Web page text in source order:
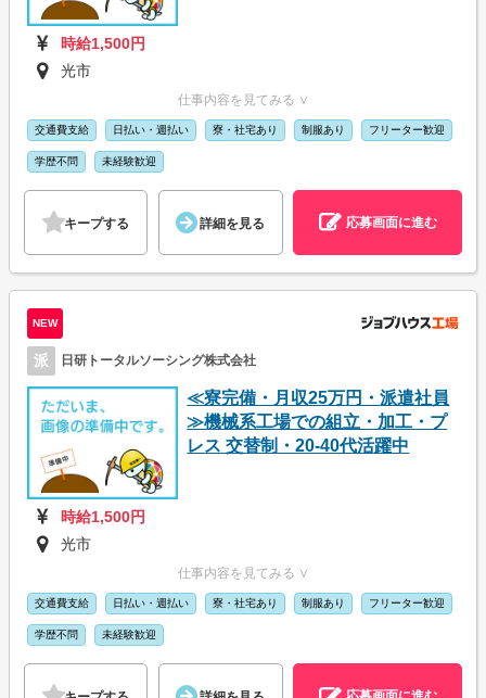
時給1,500円
光市
仕事内容を見てみる ∨
交通費支給 日払い・週払い 寮・社宅あり 制服あり フリーター歓迎
学歴不問 未経験歓迎
キープする 詳細を見る 応募画面に進む
NEW
派 日研トータルソーシング株式会社
≪寮完備・月収25万円・派遣社員
≫機械系工場での組立・加工・プ
レス 交替制・20-40代活躍中
時給1,500円
光市
仕事内容を見てみる ∨
交通費支給 日払い・週払い 寮・社宅あり 制服あり フリーター歓迎
学歴不問 未経験歓迎